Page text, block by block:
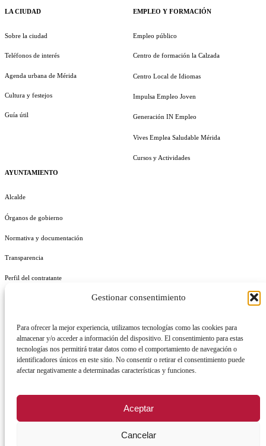
Gestionar consentimiento
Para ofrecer la mejor experiencia, utilizamos tecnologías como las cookies para
almacenar y/o acceder a información del dispositivo. El consentimiento para estas
tecnologías nos permitirá tratar datos como el comportamiento de navegación o
identificadores únicos en este sitio. No consentir o retirar el consentimiento puede
afectar negativamente a determinadas características y funciones.
Aceptar
Cancelar
LA CIUDAD
Sobre la ciudad
Teléfonos de interés
Agenda urbana de Mérida
Cultura y festejos
Guía útil
AYUNTAMIENTO
Alcalde
Órganos de gobierno
Normativa y documentación
Transparencia
Perfil del contratante
EMPLEO Y FORMACIÓN
Empleo público
Centro de formación la Calzada
Centro Local de Idiomas
Impulsa Empleo Joven
Generación IN Empleo
Vives Emplea Saludable Mérida
Cursos y Actividades
REGISTRO DE ACTIVIDADES DE TRATAMIENTO